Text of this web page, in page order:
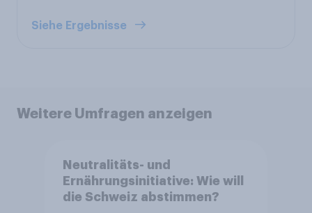
Siehe Ergebnisse
Weitere Umfragen anzeigen
Neutralitäts- und
Ernährungsinitiative: Wie will
die Schweiz abstimmen?